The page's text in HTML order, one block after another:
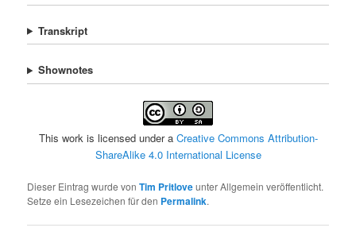
Transkript
Shownotes
This work is licensed under a Creative Commons Attribution-
ShareAlike 4.0 International License
Dieser Eintrag wurde vonTim Pritloveunter Allgemein veröffentlicht.
Setze ein Lesezeichen für den Permalink.